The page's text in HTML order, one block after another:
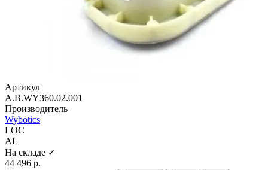
Артикул
A.B.WY360.02.001
Производитель
Wybotics
LOC
AL
На складе ✓
44 496 р.